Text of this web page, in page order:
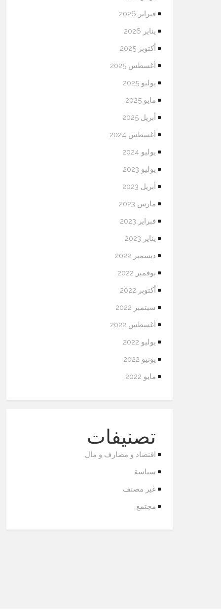
فبراير 2026
يناير 2026
أكتوبر 2025
أغسطس 2025
يوليو 2025
مايو 2025
أبريل 2025
أغسطس 2024
يوليو 2024
يوليو 2023
أبريل 2023
مارس 2023
فبراير 2023
يناير 2023
ديسمبر 2022
نوفمبر 2022
أكتوبر 2022
سبتمبر 2022
أغسطس 2022
يوليو 2022
يونيو 2022
مايو 2022
تصنيفات
اقتصاد و مصارف و مال
سياسة
غير مصنف
مجتمع